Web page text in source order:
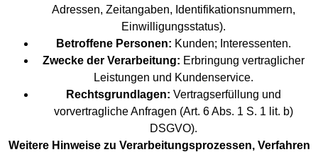
Adressen, Zeitangaben, Identifikationsnummern,
Einwilligungsstatus).
Betroffene Personen: Kunden; Interessenten.
Zwecke der Verarbeitung: Erbringung vertraglicher
Leistungen und Kundenservice.
Rechtsgrundlagen: Vertragserfüllung und
vorvertragliche Anfragen (Art. 6 Abs. 1 S. 1 lit. b)
DSGVO).
Weitere Hinweise zu Verarbeitungsprozessen, Verfahren